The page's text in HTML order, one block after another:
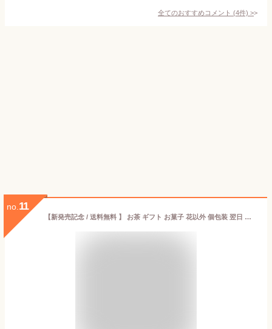
全てのおすすめコメント (4件) >
no. 11
【新発売記念 / 送料無料 】 お茶 ギフト お菓子 花以外 個包装 翌日 あす楽 高級 フィナンシェ 6個入 宇治抹茶 ほうじ茶 抹茶 人気 老舗 プレゼント スイーツ プチギフト 焼き菓子 日持ち 東京駅 お土産 セット お供え あす楽スイーツ 京都 北川半兵衛